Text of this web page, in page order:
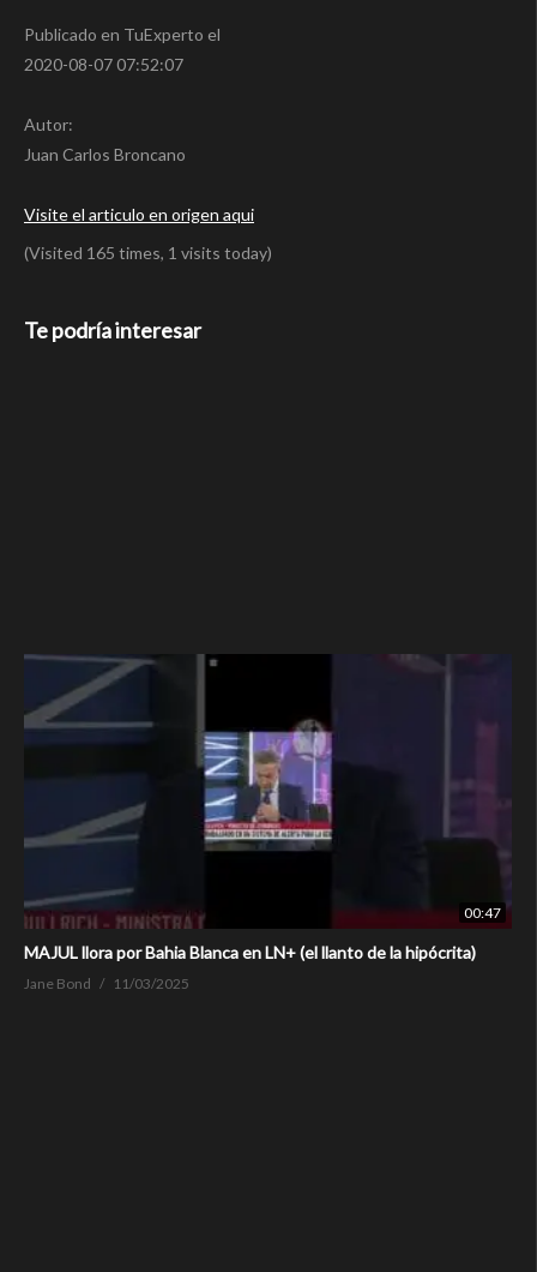
Publicado en TuExperto el
2020-08-07 07:52:07
Autor:
Juan Carlos Broncano
Visite el articulo en origen aqui
(Visited 165 times, 1 visits today)
Te podría interesar
00:47
MAJUL llora por Bahia Blanca en LN+ (el llanto de la hipócrita)
Jane Bond 11/03/2025